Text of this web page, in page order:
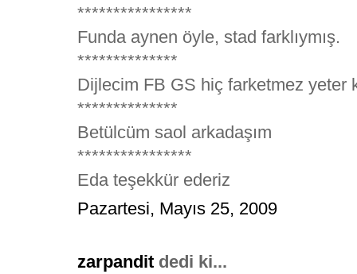
****************
Funda aynen öyle, stad farklıymış.
**************
Dijlecim FB GS hiç farketmez yeter
**************
Betülcüm saol arkadaşım
****************
Eda teşekkür ederiz
Pazartesi, Mayıs 25, 2009
zarpandit dedi ki...